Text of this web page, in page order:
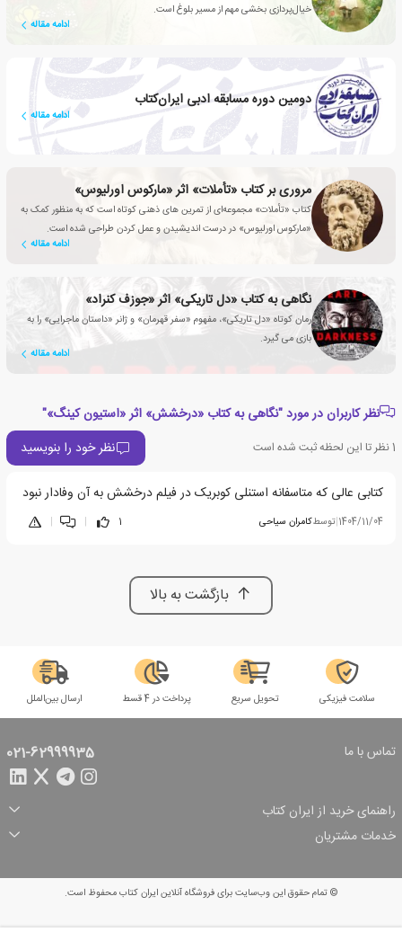
خیال‌پردازی بخشی مهم از مسیر بلوغ است.
ادامه مقاله
دومین دوره مسابقه ادبی ایران‌کتاب
ادامه مقاله
مروری بر کتاب «تأملات» اثر «مارکوس اورلیوس»
کتاب «تأملات» مجموعه‌ای از تمرین های ذهنی کوتاه است که به منظور کمک به
«مارکوس اورلیوس» در درست اندیشیدن و عمل کردن طراحی شده است.
ادامه مقاله
نگاهی به کتاب «دل تاریکی» اثر «جوزف کنراد»
رمان کوتاه «دل تاریکی»، مفهوم «سفر قهرمان» و ژانر «داستان ماجرایی» را به
بازی می گیرد.
ادامه مقاله
نظر کاربران در مورد "نگاهی به کتاب «درخشش» اثر «استیون کینگ»"
1نظر تا این لحظه ثبت شده است نظر خود را بنویسید
کتابی عالی که متاسفانه استنلی کوبریک در فیلم درخشش به آن وفادار نبود
1404/11/04
|توسطکامران سیاحی 1
|
|
بازگشت به بالا
سلامت فیزیکی تحویل سریع پرداخت در 4 قسط ارسال بین‌الملل
تماس با ما 021-62999935
راهنمای خرید از ایران کتاب
ثبت سفارش
شرایط ارسال سفارش
شیوه پرداخت
تخفیف‌های خرید
خدمات مشتریان
© تمام حقوق این وب‌سایت برای فروشگاه آنلاین ایران کتاب محفوظ است.